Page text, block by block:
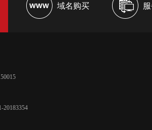
域名购买
20183354